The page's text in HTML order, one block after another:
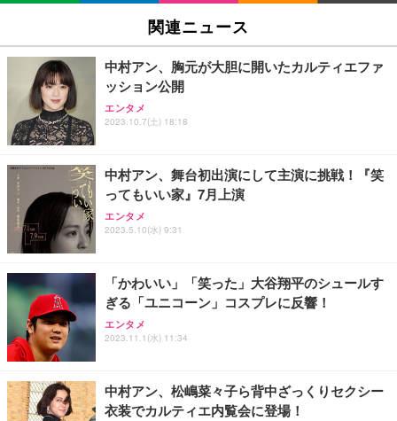
関連ニュース
中村アン、胸元が大胆に開いたカルティエファ
ッション公開
エンタメ
2023.10.7(土) 18:18
中村アン、舞台初出演にして主演に挑戦！『笑
ってもいい家』7月上演
エンタメ
2023.5.10(水) 9:31
「かわいい」「笑った」大谷翔平のシュールす
ぎる「ユニコーン」コスプレに反響！
エンタメ
2023.11.1(水) 11:34
中村アン、松嶋菜々子ら背中ざっくりセクシー
衣装でカルティエ内覧会に登場！